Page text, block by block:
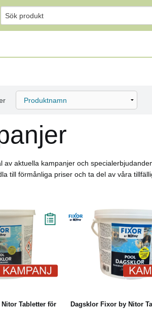
av aktuella kampanjer och
till förmånliga priser och ta del av våra
Tabletter för
Läs mer
Dagsklor Fixor by Nitor
Köp